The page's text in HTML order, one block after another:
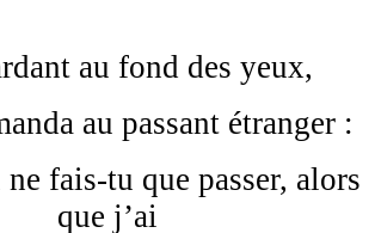
au fond des yeux,
au passant étranger :
fais-tu que passer, alors
que j’ai